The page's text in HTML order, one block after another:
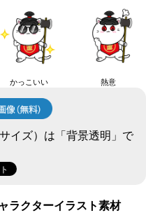
かっこいい 熱意
イズ）は「背景透明」で
ラクターイラスト素材